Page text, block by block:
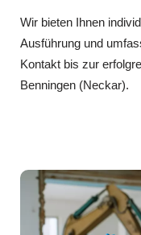
Wir bieten Ihnen
Ausführung und
Kontakt bis zur
Benningen (Neckar).